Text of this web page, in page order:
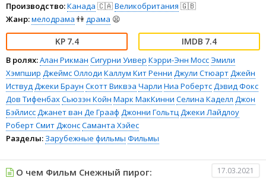
Производство:Канада 🇨🇦Великобритания 🇬🇧
Жанр:мелодрама 👫драма 😫
7.4 7.4
В ролях:Алан Рикман Сигурни Уивер Кэрри-Энн МоссЭмили
Хэмпшир Джеймс Оллоди Каллум Кит Ренни Джули СтюартДжейн
ИствудДжеки Браун Скотт Виквэа Чарли Ниа РобертсДэвид Фокс
Дов ТифенбахСьюзэн Койн Марк МакКинни Селина Каделл Джон
БэйлиссДжанет ван Де Грааф Джонни ГольтцДжеки Лайдлоу
Роберт Смит ДжонсСаманта Хэйес
Разделы: Зарубежные фильмы Фильмы
О чем Фильм Снежный пирог: 17.03.2021